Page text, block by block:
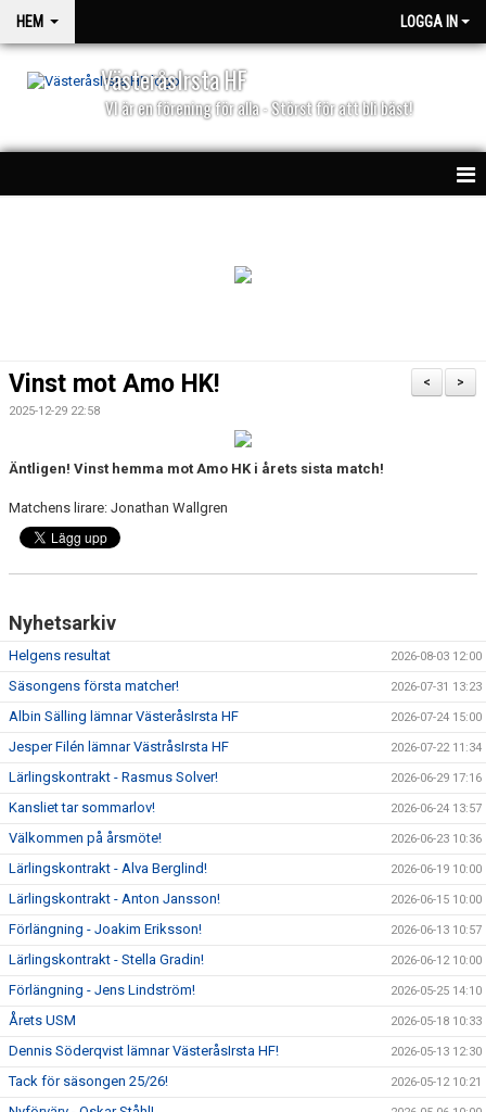
HEM LOGGA IN
VästeråsIrsta HF
VI är en förening för alla - Störst för att bli bäst!
MATCHER
>
<
Vinst mot Amo HK!
2025-12-29 22:58
Äntligen! Vinst hemma mot Amo HK i årets sista match!
Matchens lirare: Jonathan Wallgren
Nyhetsarkiv
Helgens resultat 2026-08-03 12:00
Säsongens första matcher! 2026-07-31 13:23
Albin Sälling lämnar VästeråsIrsta HF 2026-07-24 15:00
Jesper Filén lämnar VästråsIrsta HF 2026-07-22 11:34
Lärlingskontrakt - Rasmus Solver! 2026-06-29 17:16
Kansliet tar sommarlov! 2026-06-24 13:57
Välkommen på årsmöte! 2026-06-23 10:36
Lärlingskontrakt - Alva Berglind! 2026-06-19 10:00
Lärlingskontrakt - Anton Jansson! 2026-06-15 10:00
Förlängning - Joakim Eriksson! 2026-06-13 10:57
Lärlingskontrakt - Stella Gradin! 2026-06-12 10:00
Förlängning - Jens Lindström! 2026-05-25 14:10
Årets USM 2026-05-18 10:33
Dennis Söderqvist lämnar VästeråsIrsta HF! 2026-05-13 12:30
Tack för säsongen 25/26! 2026-05-12 10:21